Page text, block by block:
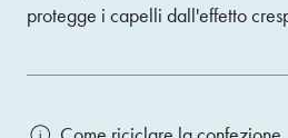
protegge i capelli dall'effetto